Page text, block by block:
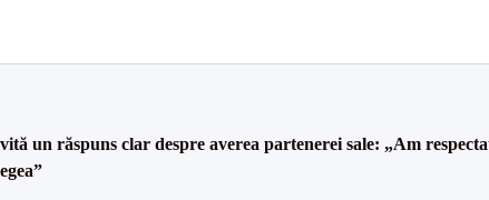
un răspuns clar despre averea partenerei sale: „Am